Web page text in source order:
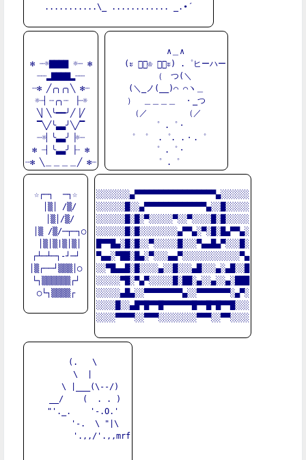
...........\_ ............ _.•´
✻ ┈☼▇▇▇▇ ☼┈ ✻
┈┈▂▇▇▇▇▂┈┈
┈✻ ╱╭╮╭╮╲ ✻┈
☼┈▏┈╭╮┈ ▕┈☼
╲▏╲╰━━╯╱▕╱
▔╲╱╰▃▃╯╲╱▔
┈☼▏╰▃▃╯▕☼┈
✻ ┈▏╰▃▃╯▕┈ ✻
∧＿∧
(ะ ี॔♔ ี॓ะ) .゜ヒーハー
（　つ(＼
(＼_ノ(__)⌒ ⌒ヽ＿
）　＿＿＿＿　・_つ
（／ 　　　　（／
゜ .゜・
゜ ゜  .゜. .・.゜
゜ .゜・
゜ .゜
☆┌─┐  ─┐☆
│▒│ /▒/
│▒│/▒/
│▒ /▒/─┬─┐◯
│▒│▒|▒│▒│
┌┴─┴─┐-┘─┘
│▒┌──┘▒▒▒│◯
└┐▒▒▒▒▒▒┌┘
◯└┐▒▒▒▒┌
░░░░░░░▄▀▀▀▀▀▀▀▀▀▀▀▀▀▀▀▀▀▄░░░░░░
░░░░░░█░░▄▀▀▀▀▀▀▀▀▀▀▀▀▀▄░░█░░░░░
░░░░░░█░█░▀░░░░░▀░░▀░░░░█░█░░░░░
░░░░░░█░█░░░░░░░░▄▀▀▄░▀░█░█▄▀▀▄░
█▀▀█▄░█░█░░▀░░░░░█░░░▀▄▄█▄▀░░░█░
▀▄▄░▀██░█▄░▀░░░▄▄▀░░░░░░░░░░░░▀▄
░░▀█▄▄█░█░░░░▄░░█░░░▄█░░░▄░▄█░░█
░░░░░▀█░▀▄▀░░░░░█░██░▄░░▄░░▄░███
░░░░░▄█▄░░▀▀▀▀▀▀▀▀▄░░▀▀▀▀▀▀▀░▄▀░
░░░░█░░▄█▀█▀▀█▀▀▀▀▀▀█▀▀█▀█▀▀█░░░
░░░░▀▀▀▀░░▀▀▀░░░░░░░░▀▀▀░░▀▀░░░░
  (.   \
    \  |
     \ |___(\--/)
   __/    (  . . )
  "'._.    '-.O.'
       '-.  \ "|\
          '.,,/'.,,mrf